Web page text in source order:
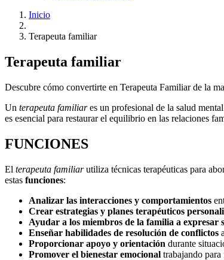
Inicio
Terapeuta familiar
Terapeuta familiar
Descubre cómo convertirte en Terapeuta Familiar de la
Un terapeuta familiares un profesional de la salud
es esencial para restaurar el equilibrio en las relaciones
FUNCIONES
El terapeuta familiarutiliza técnicas terapéuticas para
estas funciones:
Analizar las interacciones y comportamientos
Crear estrategias y planes terapéuticos
Ayudar a los miembros de la familia a expresar
Enseñar habilidades de resolución de conflictos
Proporcionar apoyo y orientación durante
Promover el bienestar emocional trabajando